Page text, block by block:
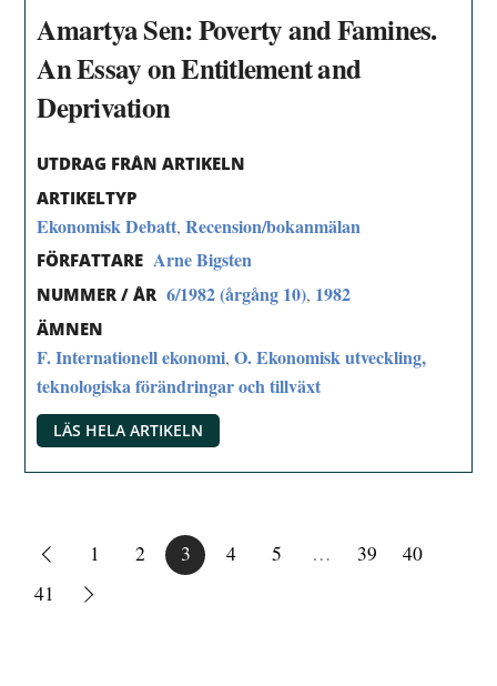
Amartya Sen: Poverty and Famines.
An Essay on Entitlement and
Deprivation
UTDRAG FRÅN ARTIKELN
ARTIKELTYP
Ekonomisk Debatt,Recension/bokanmälan
FÖRFATTARE Arne Bigsten
NUMMER / ÅR 6/1982 (årgång 10), 1982
ÄMNEN
F. Internationell ekonomi,O. Ekonomisk utveckling,
teknologiska förändringar och tillväxt
LÄS HELA ARTIKELN
1 2 3 4 5 … 39
40
41